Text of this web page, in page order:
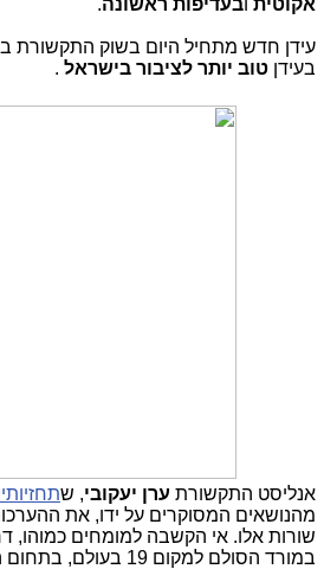
אקוטית בעדיפות ראשונה.
עידן חדש מתחיל היום בשוק התקשורת
בעידן טוב יותר לציבור בישראל .
אנליסט התקשורת ערן יעקובי, ש
מהנושאים המסוקרים על ידו, את
שורות אלו. אי הקשבה למומחים
במורד הסולם למקום 19 בעולם, בתחום הפס הרחב -